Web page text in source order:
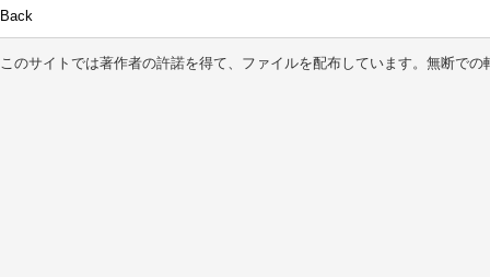
Back
このサイトでは著作者の許諾を得て、ファイルを配布しています。無断での